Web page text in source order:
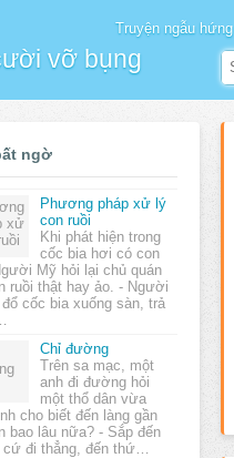
vỡ bụng
Truyện ngẫu hứng
ngờ
Phương pháp xử lý
con ruồi
Khi phát hiện trong
cốc bia hơi có con
Mỹ hỏi lại chủ quán
ruồi thật hay ảo. - Người
cốc bia xuống sàn, trả
Chỉ đường
Trên sa mạc, một
anh đi đường hỏi
một thổ dân vừa
cho biết đến làng gần
bao lâu nữa? - Sắp đến
cứ đi thẳng, đến thứ…